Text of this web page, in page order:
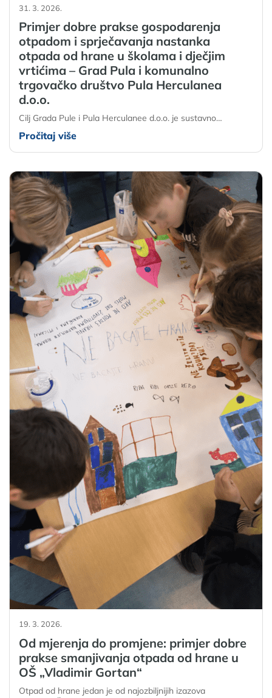
31. 3. 2026.
Primjer dobre prakse gospodarenja
otpadom i sprječavanja nastanka
otpada od hrane u školama i dječjim
vrtićima – Grad Pula i komunalno
trgovačko društvo Pula Herculanea
d.o.o.
Cilj Grada Pule i Pula Herculanee d.o.o. je sustavno…
Pročitaj više
19. 3. 2026.
Od mjerenja do promjene: primjer dobre
prakse smanjivanja otpada od hrane u
OŠ „Vladimir Gortan“
Otpad od hrane jedan je od najozbiljnijih izazova